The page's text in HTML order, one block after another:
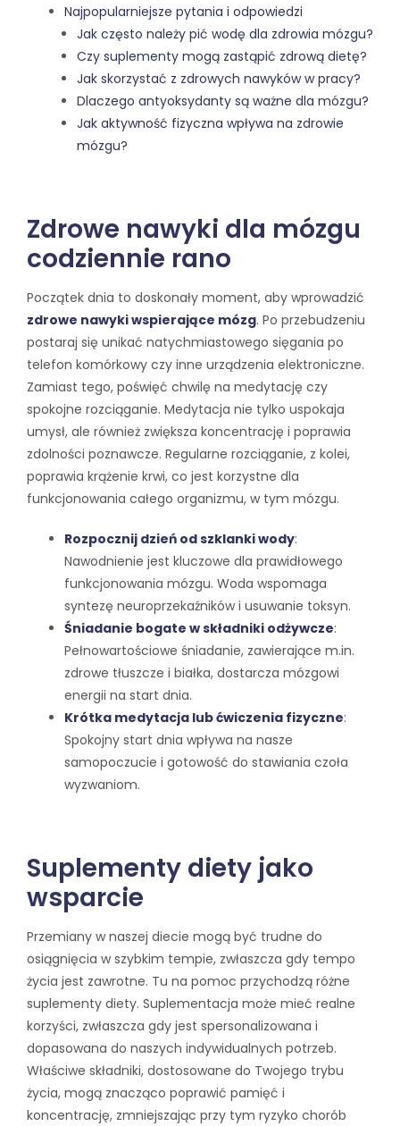
Najpopularniejsze pytania i odpowiedzi
Jak często należy pić wodę dla zdrowia mózgu?
Czy suplementy mogą zastąpić zdrową dietę?
Jak skorzystać z zdrowych nawyków w pracy?
Dlaczego antyoksydanty są ważne dla mózgu?
Jak aktywność fizyczna wpływa na zdrowie
mózgu?
Zdrowe nawyki dla mózgu
codziennie rano
Początek dnia to doskonały moment, aby wprowadzić
zdrowe nawyki wspierające mózg. Po przebudzeniu
postaraj się unikać natychmiastowego sięgania po
telefon komórkowy czy inne urządzenia elektroniczne.
Zamiast tego, poświęć chwilę na medytację czy
spokojne rozciąganie. Medytacja nie tylko uspokaja
umysł, ale również zwiększa koncentrację i poprawia
zdolności poznawcze. Regularne rozciąganie, z kolei,
poprawia krążenie krwi, co jest korzystne dla
funkcjonowania całego organizmu, w tym mózgu.
Rozpocznij dzień od szklanki wody:
Nawodnienie jest kluczowe dla prawidłowego
funkcjonowania mózgu. Woda wspomaga
syntezę neuroprzekaźników i usuwanie toksyn.
Śniadanie bogate w składniki odżywcze:
Pełnowartościowe śniadanie, zawierające m.in.
zdrowe tłuszcze i białka, dostarcza mózgowi
energii na start dnia.
Krótka medytacja lub ćwiczenia fizyczne:
Spokojny start dnia wpływa na nasze
samopoczucie i gotowość do stawiania czoła
wyzwaniom.
Suplementy diety jako
wsparcie
Przemiany w naszej diecie mogą być trudne do
osiągnięcia w szybkim tempie, zwłaszcza gdy tempo
życia jest zawrotne. Tu na pomoc przychodzą różne
suplementy diety. Suplementacja może mieć realne
korzyści, zwłaszcza gdy jest spersonalizowana i
dopasowana do naszych indywidualnych potrzeb.
Właściwe składniki, dostosowane do Twojego trybu
życia, mogą znacząco poprawić pamięć i
koncentrację, zmniejszając przy tym ryzyko chorób